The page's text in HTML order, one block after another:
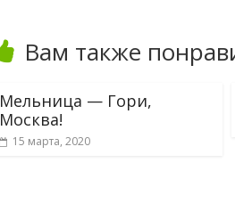
Вам также
Мельница — Гори,
Москва!
15 марта, 2020